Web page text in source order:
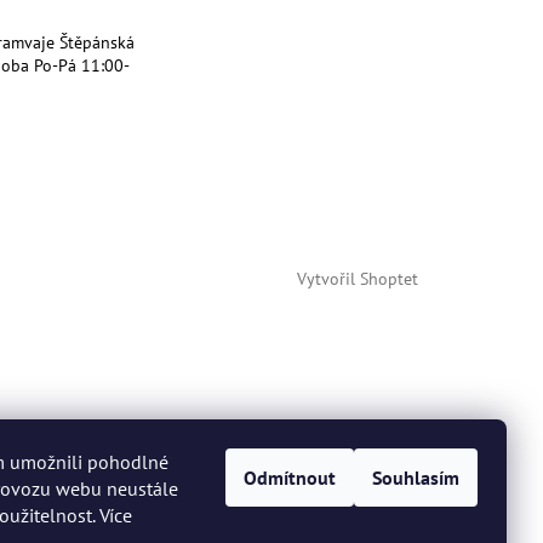
umožnili pohodlné
webu neustále
Více
Odmítnout Souhlasím
Štěpánská
Po-Pá 11:00-
Vytvořil Shoptet